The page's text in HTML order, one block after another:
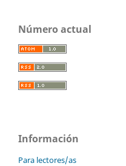
Número actual
Información
Para lectores/as